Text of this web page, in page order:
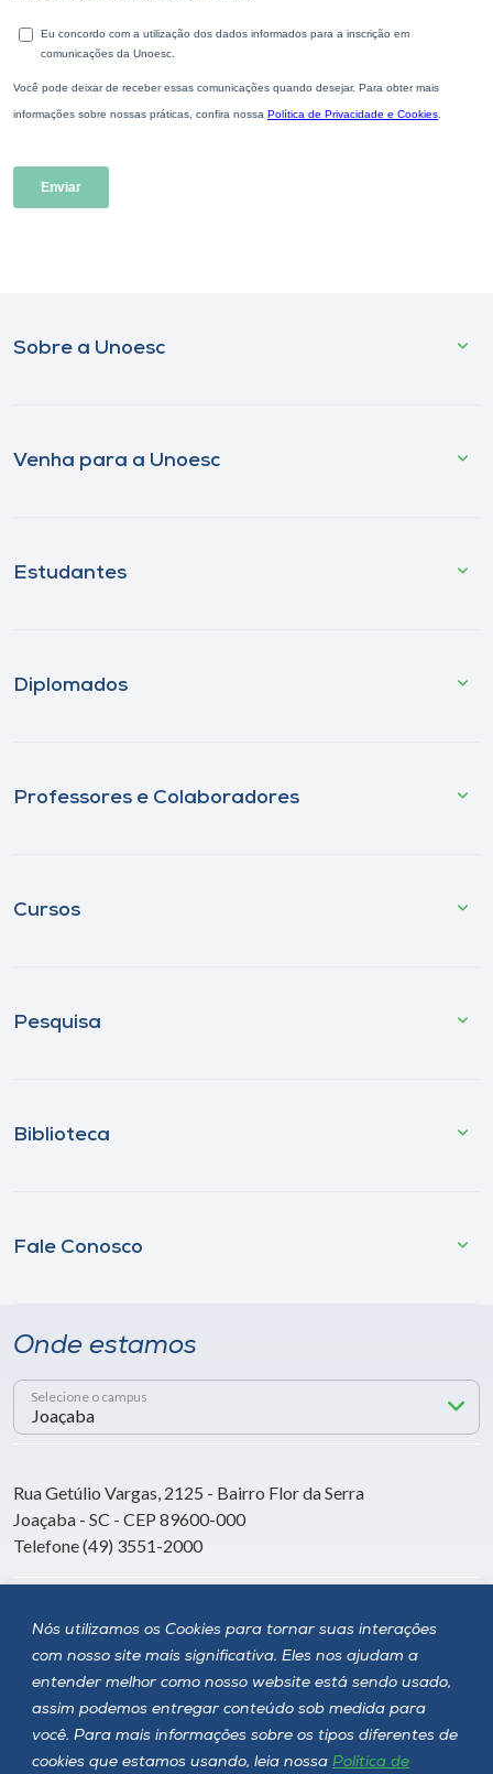
Nós utilizamos os Cookies para tornar suas interações
com nosso site mais significativa. Eles nos ajudam a
entender melhor como nosso website está sendo usado,
assim podemos entregar conteúdo sob medida para
você. Para mais informações sobre os tipos diferentes de
cookies que estamos usando, leia nossa Política de
Sobre a Unoesc
Venha para a Unoesc
Estudantes
Diplomados
Professores e Colaboradores
Cursos
Pesquisa
Biblioteca
Fale Conosco
Onde estamos
Selecione o campus
Rua Getúlio Vargas, 2125 - Bairro Flor da Serra
Joaçaba - SC - CEP 89600-000
Telefone (49) 3551-2000
Siga a Unoesc